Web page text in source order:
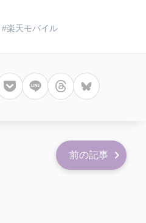
楽天モバイル
前の記事